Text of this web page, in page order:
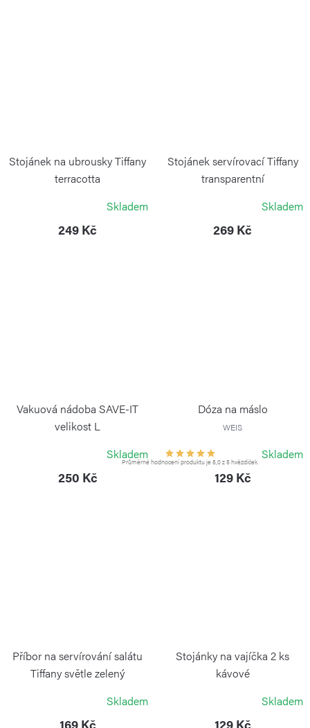
Stojánek na ubrousky Tiffany
terracotta
Skladem
249 Kč
Stojánek servírovací Tiffany
transparentní
Skladem
269 Kč
Vakuová nádoba SAVE-IT
velikost L
Skladem
250 Kč
Dóza na máslo
WEIS
Průměrné hodnocení produktu je 5,0 z 5 hvězdiček.
Skladem
129 Kč
Příbor na servírování salátu
Tiffany světle zelený
Skladem
169 Kč
Stojánky na vajíčka 2 ks
kávové
Skladem
129 Kč